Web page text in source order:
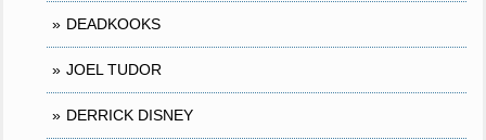
DEADKOOKS
JOEL TUDOR
DERRICK DISNEY